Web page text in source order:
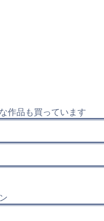
作品も買っています